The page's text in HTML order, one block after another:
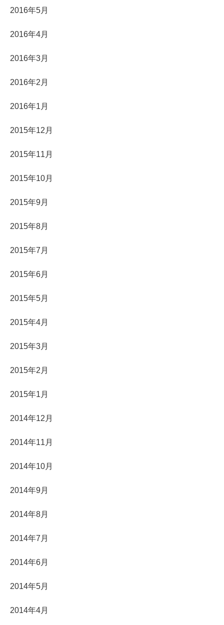
2016年5月
2016年4月
2016年3月
2016年2月
2016年1月
2015年12月
2015年11月
2015年10月
2015年9月
2015年8月
2015年7月
2015年6月
2015年5月
2015年4月
2015年3月
2015年2月
2015年1月
2014年12月
2014年11月
2014年10月
2014年9月
2014年8月
2014年7月
2014年6月
2014年5月
2014年4月